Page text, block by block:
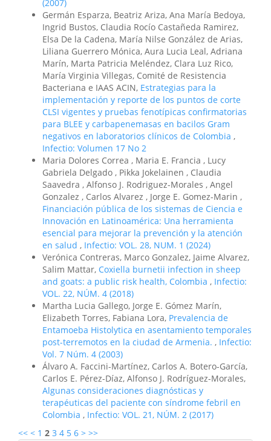
(2007)
Germán Esparza, Beatriz Ariza, Ana María Bedoya,
Ingrid Bustos, Claudia Rocío Castañeda Ramirez,
Elsa De la Cadena, María Nilse González de Arias,
Liliana Guerrero Mónica, Aura Lucia Leal, Adriana
Marín, Marta Patricia Meléndez, Clara Luz Rico,
María Virginia Villegas, Comité de Resistencia
Bacteriana e IAAS ACIN, Estrategias para la
implementación y reporte de los puntos de corte
CLSI vigentes y pruebas fenotípicas confirmatorias
para BLEE y carbapenemasas en bacilos Gram
negativos en laboratorios clínicos de Colombia ,
Infectio: Volumen 17 No 2
Maria Dolores Correa , Maria E. Francia , Lucy
Gabriela Delgado , Pikka Jokelainen , Claudia
Saavedra , Alfonso J. Rodriguez-Morales , Angel
Gonzalez , Carlos Alvarez , Jorge E. Gomez-Marin ,
Financiación pública de los sistemas de Ciencia e
Innovación en Latinoamérica: Una herramienta
esencial para mejorar la prevención y la atención
en salud , Infectio: VOL. 28, NUM. 1 (2024)
Verónica Contreras, Marco Gonzalez, Jaime Alvarez,
Salim Mattar, Coxiella burnetii infection in sheep
and goats: a public risk health, Colombia , Infectio:
VOL. 22, NÚM. 4 (2018)
Martha Lucia Gallego, Jorge E. Gómez Marín,
Elizabeth Torres, Fabiana Lora, Prevalencia de
Entamoeba Histolytica en asentamiento temporales
post-terremotos en la ciudad de Armenia. , Infectio:
Vol. 7 Núm. 4 (2003)
Álvaro A. Faccini-Martínez, Carlos A. Botero-García,
Carlos E. Pérez-Díaz, Alfonso J. Rodríguez-Morales,
Algunas consideraciones diagnósticas y
terapéuticas del paciente con síndrome febril en
Colombia , Infectio: VOL. 21, NÚM. 2 (2017)
<< < 1 2 3 4 5 6 > >>